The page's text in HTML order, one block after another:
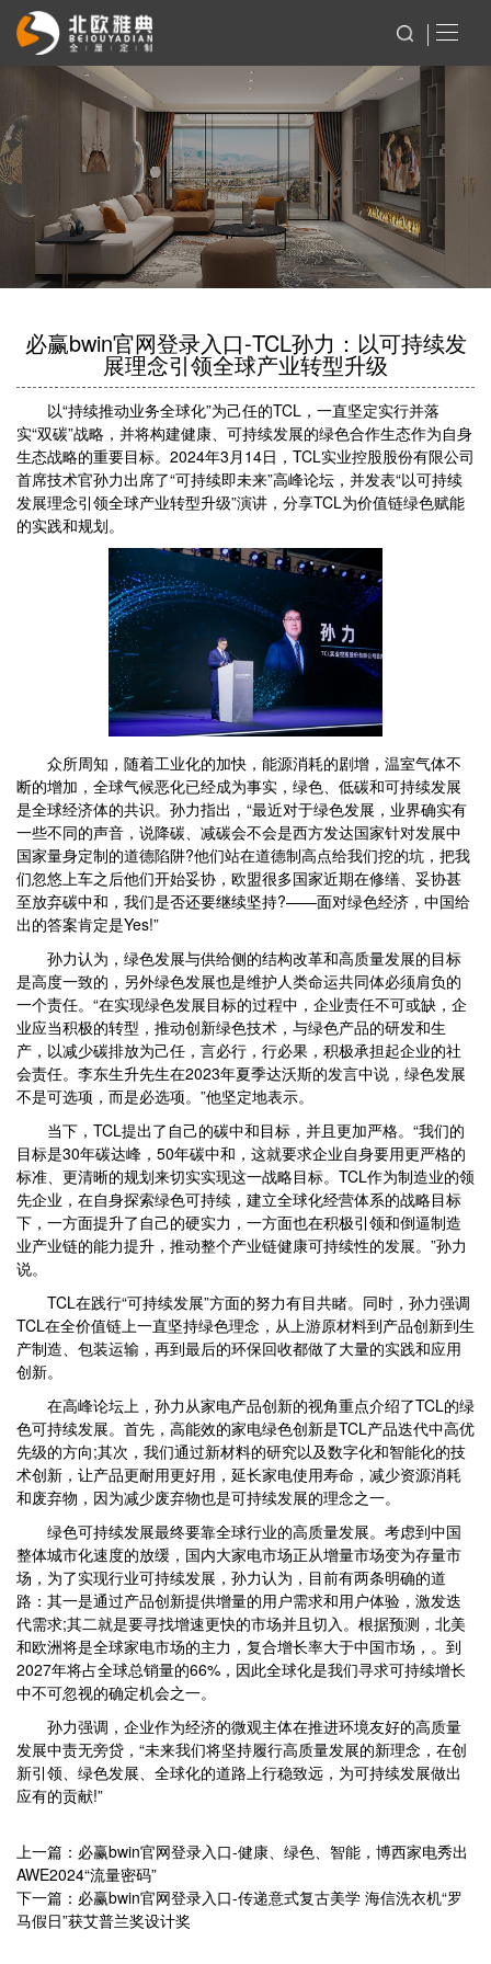
必赢bwin官网登录入口-TCL孙力：以可持续发
展理念引领全球产业转型升级
以“持续推动业务全球化”为己任的TCL，一直坚定实行并落
实“双碳”战略，并将构建健康、可持续发展的绿色合作生态作为自身
生态战略的重要目标。2024年3月14日，TCL实业控股股份有限公司
首席技术官孙力出席了“可持续即未来”高峰论坛，并发表“以可持续
发展理念引领全球产业转型升级”演讲，分享TCL为价值链绿色赋能
的实践和规划。
众所周知，随着工业化的加快，能源消耗的剧增，温室气体不
断的增加，全球气候恶化已经成为事实，绿色、低碳和可持续发展
是全球经济体的共识。孙力指出，“最近对于绿色发展，业界确实有
一些不同的声音，说降碳、减碳会不会是西方发达国家针对发展中
国家量身定制的道德陷阱?他们站在道德制高点给我们挖的坑，把我
们忽悠上车之后他们开始妥协，欧盟很多国家近期在修缮、妥协甚
至放弃碳中和，我们是否还要继续坚持?——面对绿色经济，中国给
出的答案肯定是Yes!”
孙力认为，绿色发展与供给侧的结构改革和高质量发展的目标
是高度一致的，另外绿色发展也是维护人类命运共同体必须肩负的
一个责任。“在实现绿色发展目标的过程中，企业责任不可或缺，企
业应当积极的转型，推动创新绿色技术，与绿色产品的研发和生
产，以减少碳排放为己任，言必行，行必果，积极承担起企业的社
会责任。李东生升先生在2023年夏季达沃斯的发言中说，绿色发展
不是可选项，而是必选项。”他坚定地表示。
当下，TCL提出了自己的碳中和目标，并且更加严格。“我们的
目标是30年碳达峰，50年碳中和，这就要求企业自身要用更严格的
标准、更清晰的规划来切实实现这一战略目标。TCL作为制造业的领
先企业，在自身探索绿色可持续，建立全球化经营体系的战略目标
下，一方面提升了自己的硬实力，一方面也在积极引领和倒逼制造
业产业链的能力提升，推动整个产业链健康可持续性的发展。”孙力
说。
TCL在践行“可持续发展”方面的努力有目共睹。同时，孙力强调
TCL在全价值链上一直坚持绿色理念，从上游原材料到产品创新到生
产制造、包装运输，再到最后的环保回收都做了大量的实践和应用
创新。
在高峰论坛上，孙力从家电产品创新的视角重点介绍了TCL的绿
色可持续发展。首先，高能效的家电绿色创新是TCL产品迭代中高优
先级的方向;其次，我们通过新材料的研究以及数字化和智能化的技
术创新，让产品更耐用更好用，延长家电使用寿命，减少资源消耗
和废弃物，因为减少废弃物也是可持续发展的理念之一。
绿色可持续发展最终要靠全球行业的高质量发展。考虑到中国
整体城市化速度的放缓，国内大家电市场正从增量市场变为存量市
场，为了实现行业可持续发展，孙力认为，目前有两条明确的道
路：其一是通过产品创新提供增量的用户需求和用户体验，激发迭
代需求;其二就是要寻找增速更快的市场并且切入。根据预测，北美
和欧洲将是全球家电市场的主力，复合增长率大于中国市场，。到
2027年将占全球总销量的66%，因此全球化是我们寻求可持续增长
中不可忽视的确定机会之一。
孙力强调，企业作为经济的微观主体在推进环境友好的高质量
发展中责无旁贷，“未来我们将坚持履行高质量发展的新理念，在创
新引领、绿色发展、全球化的道路上行稳致远，为可持续发展做出
应有的贡献!”
上一篇：必赢bwin官网登录入口-健康、绿色、智能，博西家电秀出
AWE2024“流量密码”
下一篇：必赢bwin官网登录入口-传递意式复古美学 海信洗衣机“罗
马假日”获艾普兰奖设计奖